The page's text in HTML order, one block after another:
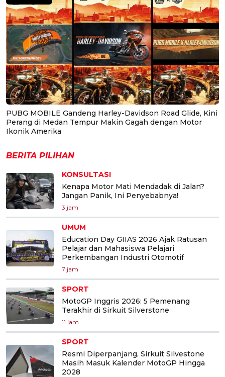
PUBG MOBILE Gandeng Harley-Davidson Road Glide, Kini
Perang di Medan Tempur Makin Gagah dengan Motor
Ikonik Amerika
BERITA PILIHAN
KONSULTASI
Kenapa Motor Mati Mendadak di Jalan?
Jangan Panik, Ini Penyebabnya!
3 jam
UMUM
Education Day GIIAS 2026 Ajak Ratusan
Pelajar dan Mahasiswa Pelajari
Perkembangan Industri Otomotif
7 jam
SPORT
MotoGP Inggris 2026: 5 Pemenang
Terakhir di Sirkuit Silverstone
11 jam
SPORT
Resmi Diperpanjang, Sirkuit Silvestone
Masih Masuk Kalender MotoGP Hingga
2028